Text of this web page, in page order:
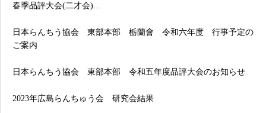
春季品評大会(二才会)…
日本らんちう協会 東部本部 栃蘭會 令和六年度 行事予定の
ご案内
日本らんちう協会 東部本部 令和五年度品評大会のお知らせ
2023年広島らんちゅう会 研究会結果